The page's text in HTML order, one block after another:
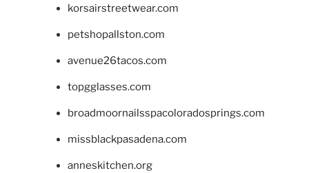
korsairstreetwear.com
petshopallston.com
avenue26tacos.com
topgglasses.com
broadmoornailsspacoloradosprings.com
missblackpasadena.com
anneskitchen.org